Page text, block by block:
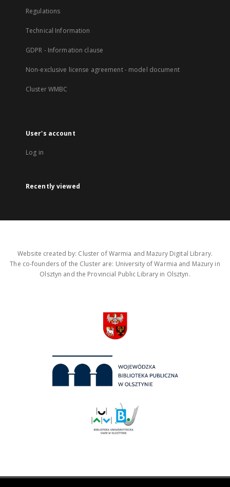
Regulations
Technical Information
GDPR - Information clause
Non-exclusive license agreement - model document
Cluster WMBC
User's account
Log in
Recently viewed
Website created by: Cluster of Warmia and Mazury Digital Library.
The co-founders of the Cluster are: University of Warmia and Mazury in
Olsztyn and the Provincial Public Library in Olsztyn.